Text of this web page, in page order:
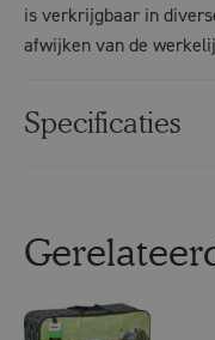
is verkrijgbaar in
afwijken van de
Specificaties